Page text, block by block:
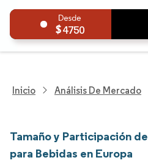
4750
Inicio Análisis De Mercado
Tamaño y Participación
para Bebidas en Europa